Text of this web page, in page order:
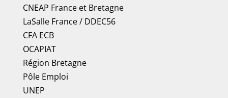
CNEAP Franceet Bretagne
LaSalle France/ DDEC56
CFA ECB
OCAPIAT
Région Bretagne
Pôle Emploi
UNEP